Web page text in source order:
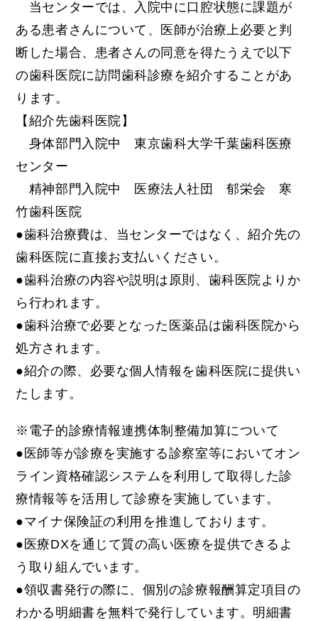
当センターでは、入院中に口腔状態に課題が
ある患者さんについて、医師が治療上必要と判
断した場合、患者さんの同意を得たうえで以下
の歯科医院に訪問歯科診療を紹介することがあ
ります。
【紹介先歯科医院】
身体部門入院中 東京歯科大学千葉歯科医療
センター
精神部門入院中 医療法人社団 郁栄会 寒
竹歯科医院
●歯科治療費は、当センターではなく、紹介先の
歯科医院に直接お支払いください。
●歯科治療の内容や説明は原則、歯科医院よりか
ら行われます。
●歯科治療で必要となった医薬品は歯科医院から
処方されます。
●紹介の際、必要な個人情報を歯科医院に提供い
たします。
※電子的診療情報連携体制整備加算について
●医師等が診療を実施する診察室等においてオン
ライン資格確認システムを利用して取得した診
療情報等を活用して診療を実施しています。
●マイナ保険証の利用を推進しております。
●医療DXを通じて質の高い医療を提供できるよ
う取り組んでいます。
●領収書発行の際に、個別の診療報酬算定項目の
わかる明細書を無料で発行しています。明細書